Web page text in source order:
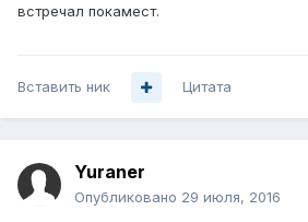
встречал покамест.
Вставить ник Цитата
Yuraner
Опубликовано 29 июля, 2016